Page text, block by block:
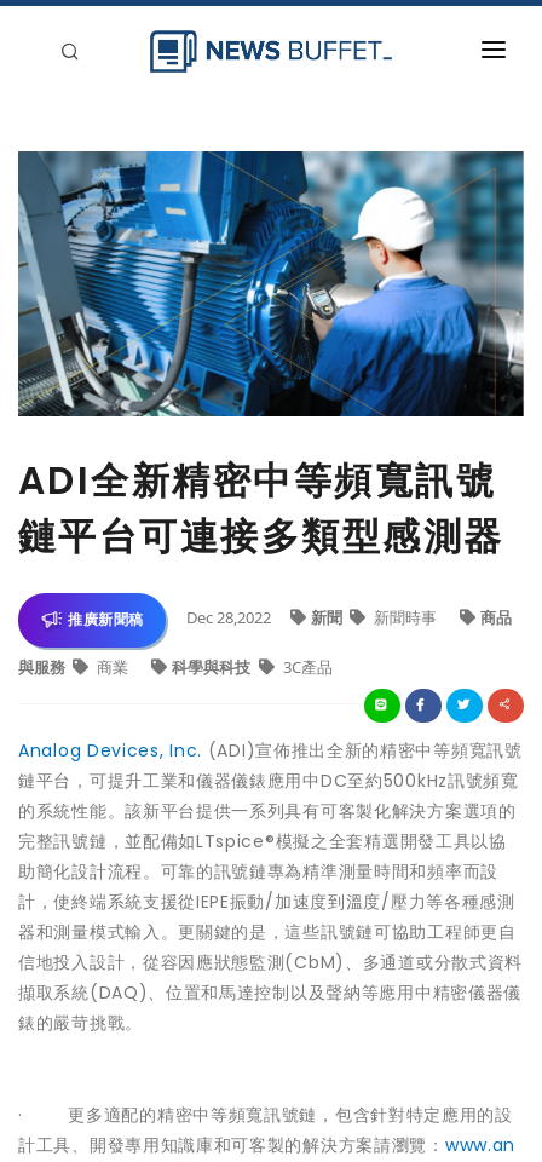
新聞稿分類
登入
刊登
ADI全新精密中等頻寬訊號
鏈平台可連接多類型感測器
推廣新聞稿 Dec 28,2022 新聞 新聞時事 商品
與服務 商業 科學與科技 3C產品
Analog Devices, Inc. (ADI)宣佈推出全新的精密中等頻寬訊號
鏈平台，可提升工業和儀器儀錶應用中DC至約500kHz訊號頻寬
的系統性能。該新平台提供一系列具有可客製化解決方案選項的
完整訊號鏈，並配備如LTspice®模擬之全套精選開發工具以協
助簡化設計流程。可靠的訊號鏈專為精準測量時間和頻率而設
計，使終端系統支援從IEPE振動/加速度到溫度/壓力等各種感測
器和測量模式輸入。更關鍵的是，這些訊號鏈可協助工程師更自
信地投入設計，從容因應狀態監測(CbM)、多通道或分散式資料
擷取系統(DAQ)、位置和馬達控制以及聲納等應用中精密儀器儀
錶的嚴苛挑戰。
· 更多適配的精密中等頻寬訊號鏈，包含針對特定應用的設
計工具、開發專用知識庫和可客製的解決方案請瀏覽： www.an